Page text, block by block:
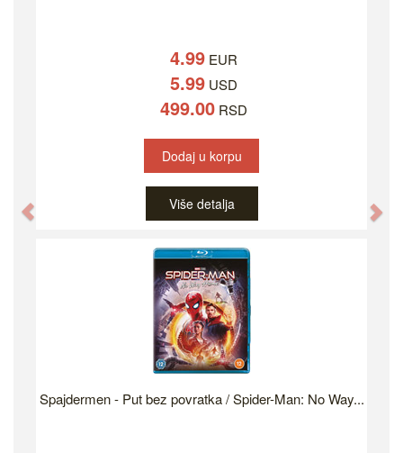
4.99 EUR
5.99 USD
499.00 RSD
Dodaj u korpu
Više detalja
Spajdermen - Put bez povratka / Spider-Man: No Way...